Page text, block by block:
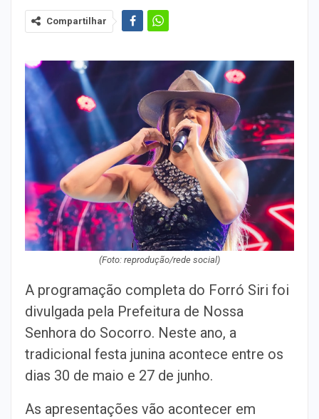
Compartilhar
(Foto: reprodução/rede social)
A programação completa do Forró Siri foi
divulgada pela Prefeitura de Nossa
Senhora do Socorro. Neste ano, a
tradicional festa junina acontece entre os
dias 30 de maio e 27 de junho.
As apresentações vão acontecer em